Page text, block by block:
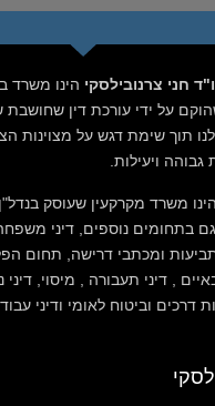
צרנובילסקיהינו משרד
על ידי עורכת דין שחושבת
שימת דגש על מצוינות
ויעילות.
מקרקעין שעוסק בנדל"ן,
נוספים, דיני משפחה
ומכתבי דרישה, תחום הפלילי
, דיני תעבורה , מיסוי, דיני
וביטוח לאומי ודיני עבודה .